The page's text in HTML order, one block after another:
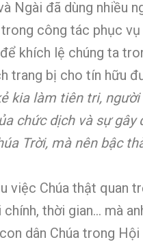
Ngài đã dùng nhiều
công tác phục
khích lệ chúng ta
trang bị cho tín hữu
kia làm tiên tri,
chức dịch và sự
Trời, mà nên bậc
việc Chúa thật quan
thời gian… mà
dân Chúa trong